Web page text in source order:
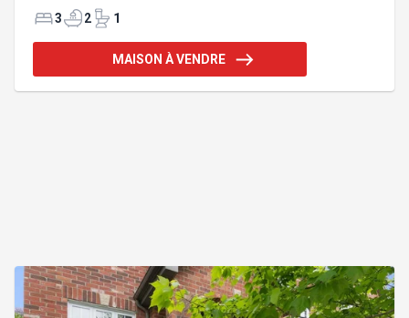
de chef, son cellier, ses espaces lumineux, sa
chambres, dont une suite des maîtres, 1 bureau
ainsi qu'un espace professionnel avec entrée
3 2 1
MAISON À VENDRE